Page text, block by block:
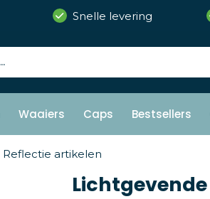
Snelle levering
Waaiers Caps Bestsellers
Reflectie artikelen